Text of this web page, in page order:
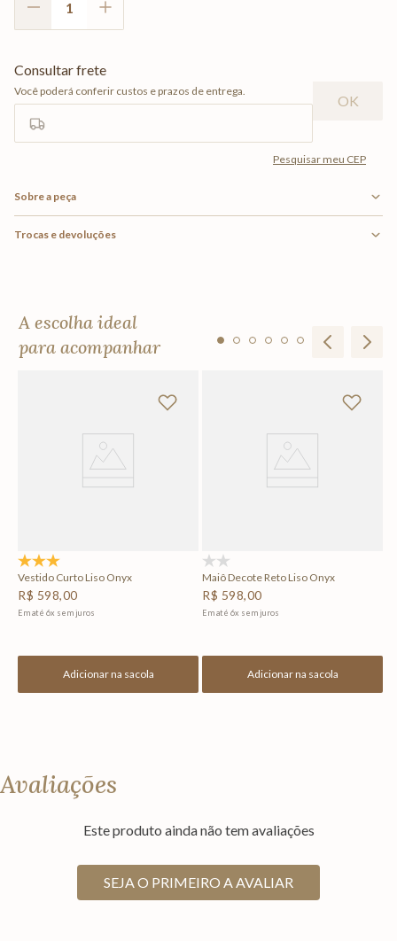
Sobre a peça
Trocas e devoluções
A escolha ideal
para acompanhar
Vestido Curto Liso Onyx
R$ 598,00
Em até 6x sem juros
Adicionar na sacola
Maiô Decote Reto Liso Onyx
R$ 598,00
Em até 6x sem juros
Adicionar na sacola
Avaliações
Este produto ainda não tem avaliações
SEJA O PRIMEIRO A AVALIAR